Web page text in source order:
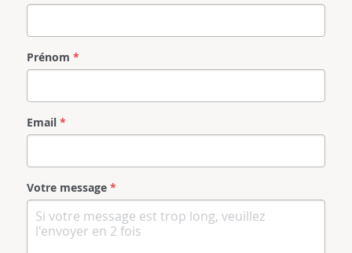
Prénom *
Email*
Votre message*